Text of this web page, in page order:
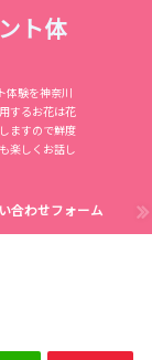
ト体
験を神奈川
するお花は花
ますので鮮度
楽しくお話し
合わせフォーム